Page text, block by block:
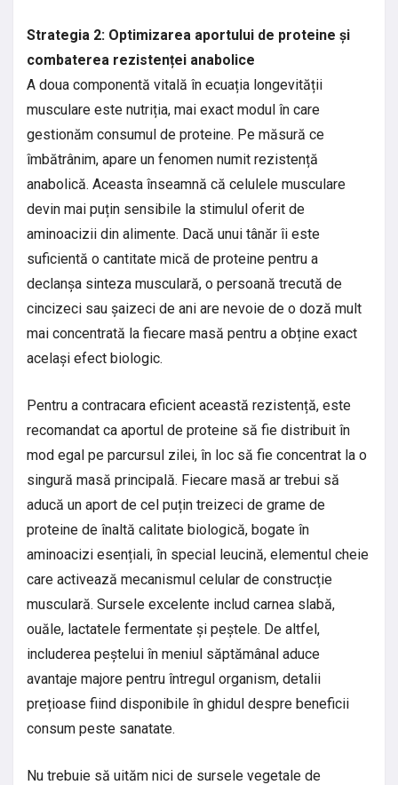
Strategia 2: Optimizarea aportului de proteine și
combaterea rezistenței anabolice
A doua componentă vitală în ecuația longevității
musculare este nutriția, mai exact modul în care
gestionăm consumul de proteine. Pe măsură ce
îmbătrânim, apare un fenomen numit rezistență
anabolică. Aceasta înseamnă că celulele musculare
devin mai puțin sensibile la stimulul oferit de
aminoacizii din alimente. Dacă unui tânăr îi este
suficientă o cantitate mică de proteine pentru a
declanșa sinteza musculară, o persoană trecută de
cincizeci sau șaizeci de ani are nevoie de o doză mult
mai concentrată la fiecare masă pentru a obține exact
același efect biologic.
Pentru a contracara eficient această rezistență, este
recomandat ca aportul de proteine să fie distribuit în
mod egal pe parcursul zilei, în loc să fie concentrat la o
singură masă principală. Fiecare masă ar trebui să
aducă un aport de cel puțin treizeci de grame de
proteine de înaltă calitate biologică, bogate în
aminoacizi esențiali, în special leucină, elementul cheie
care activează mecanismul celular de construcție
musculară. Sursele excelente includ carnea slabă,
ouăle, lactatele fermentate și peștele. De altfel,
includerea peștelui în meniul săptămânal aduce
avantaje majore pentru întregul organism, detalii
prețioase fiind disponibile în ghidul despre beneficii
consum peste sanatate.
Nu trebuie să uităm nici de sursele vegetale de